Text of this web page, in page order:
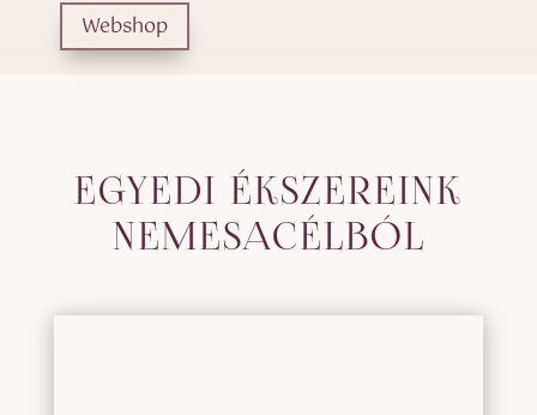
Webshop
EGYEDI ÉKSZEREINK
NEMESACÉLBÓL